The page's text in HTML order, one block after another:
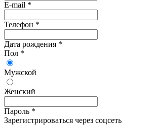
E-mail *
Телефон *
Дата рождения *
Пол *
Мужской
Женский
Пароль *
Зарегистрироваться через соцсеть